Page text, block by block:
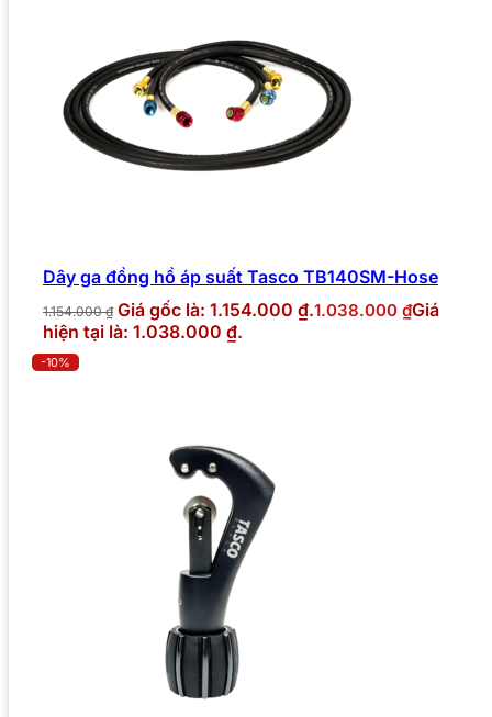
Dây ga đồng hồ áp suất Tasco TB140SM-Hose
1.154.000₫ Giá gốc là: 1.154.000 ₫.1.038.000 ₫Giá
hiện tại là: 1.038.000 ₫.
-10%